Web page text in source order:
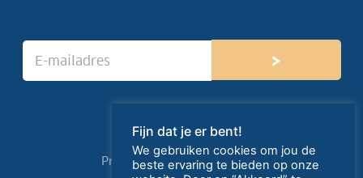
E
m
›
Privacy- en cookieverklaring
Fijn dat je er bent!
We gebruiken cookies om jou de
beste ervaring te bieden op onze